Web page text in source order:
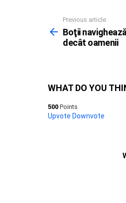
more
Previous article
Boţii
decât oamenii
WHAT DO YOU
500 Points
Upvote Downvote